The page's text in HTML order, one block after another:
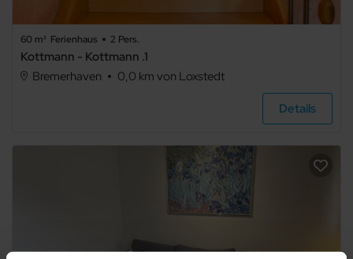
60 m² Ferienhaus 2 Pers.
Kottmann - Kottmann .1
Bremerhaven
0,0 km von Loxstedt
Details